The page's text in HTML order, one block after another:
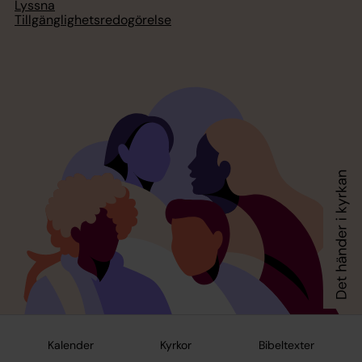
Kalender Kyrkor Bibeltexter
Lyssna
Tillgänglighetsredogörelse